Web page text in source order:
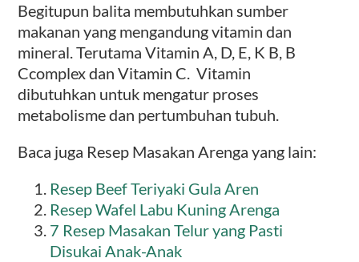
Begitupun balita membutuhkan sumber
makanan yang mengandung vitamin dan
mineral. Terutama Vitamin A, D, E, K B, B
Ccomplex dan Vitamin C. Vitamin
dibutuhkan untuk mengatur proses
metabolisme dan pertumbuhan tubuh.
Baca juga Resep Masakan Arenga yang lain:
Resep Beef Teriyaki Gula Aren
Resep Wafel Labu Kuning Arenga
7 Resep Masakan Telur yang Pasti
Disukai Anak-Anak